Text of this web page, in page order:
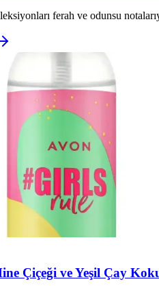
ferah ve odunsu
Çiçeği ve Yeşil Çay